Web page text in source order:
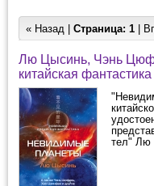
« Назад | Страница: 1 |
Лю Цысинь, Чэнь
китайская фантастика
тел" Лю